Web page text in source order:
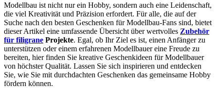
Modellbau ist nicht nur ein Hobby, sondern auch eine Leidenschaft,
die viel Kreativität und Präzision erfordert. Für alle, die auf der
Suche nach den besten Geschenken für Modellbau-Fans sind, bietet
dieser Artikel eine umfassende Übersicht über wertvolles Zubehör
für filigrane Projekte. Egal, ob Ihr Ziel es ist, einen Anfänger zu
unterstützen oder einem erfahrenen Modellbauer eine Freude zu
bereiten, hier finden Sie kreative Geschenkideen für Modellbauer
von höchster Qualität. Lassen Sie sich inspirieren und entdecken
Sie, wie Sie mit durchdachten Geschenken das gemeinsame Hobby
fördern können.